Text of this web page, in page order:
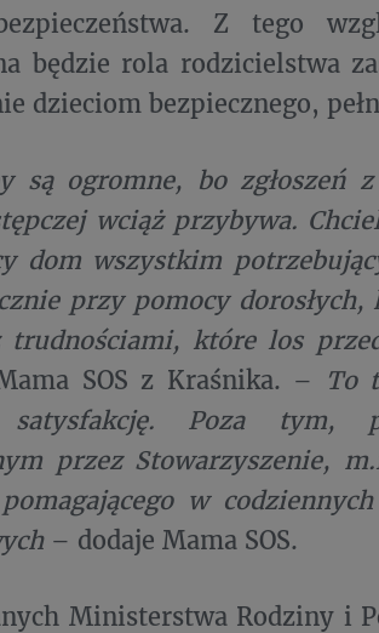
Z tego
będzie rola rodzicielstwa
dzieciom bezpiecznego,
są ogromne, bo zgłoszeń
wciąż przybywa.
dom wszystkim
przy pomocy
trudnościami, które los
SOS z Kraśnika. –
To
satysfakcję. Poza tym,
przez Stowarzyszenie,
w
– dodaje Mama SOS.
Ministerstwa Rodziny i